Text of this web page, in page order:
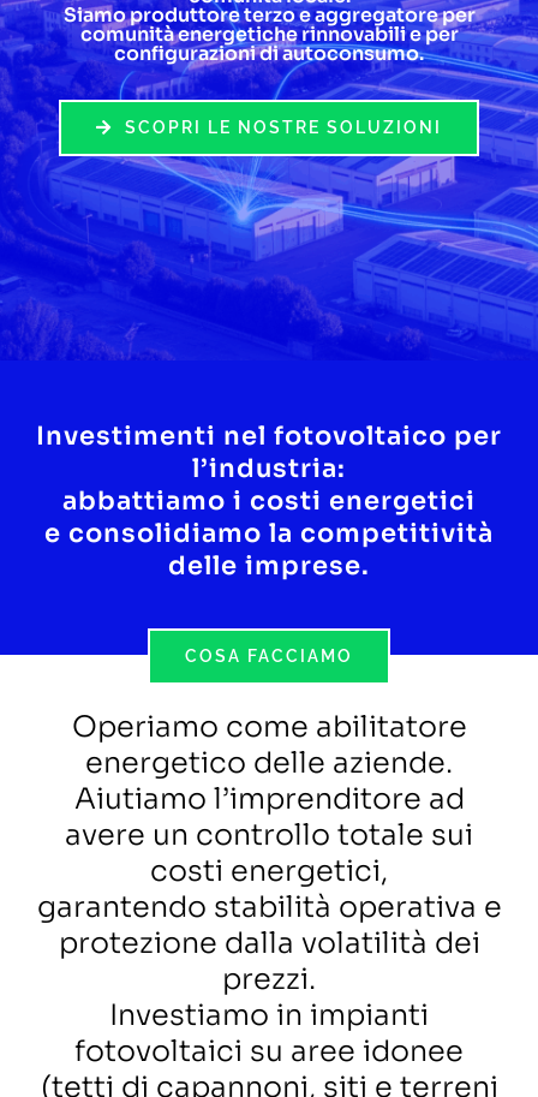
Lavora con noi
Contatti
Siamo produttore terzo e aggregatore per
comunità energetiche rinnovabili e per
configurazioni di autoconsumo.
SCOPRI LE NOSTRE SOLUZIONI
Investimenti nel fotovoltaico per
l’industria:
abbattiamo i costi energetici
e consolidiamo la competitività
delle imprese.
COSA FACCIAMO
Operiamo come abilitatore
energetico delle aziende.
Aiutiamo l’imprenditore ad
avere un controllo totale sui
costi energetici,
garantendo stabilità operativa e
protezione dalla volatilità dei
prezzi.
Investiamo in impianti
fotovoltaici su aree idonee
(tetti di capannoni, siti e terreni